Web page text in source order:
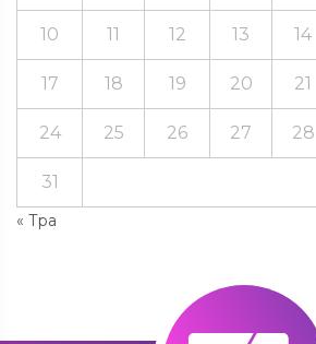
« Тра
10 11 12 13 14
17 18 19 20 21
24 25 26 27 28
31